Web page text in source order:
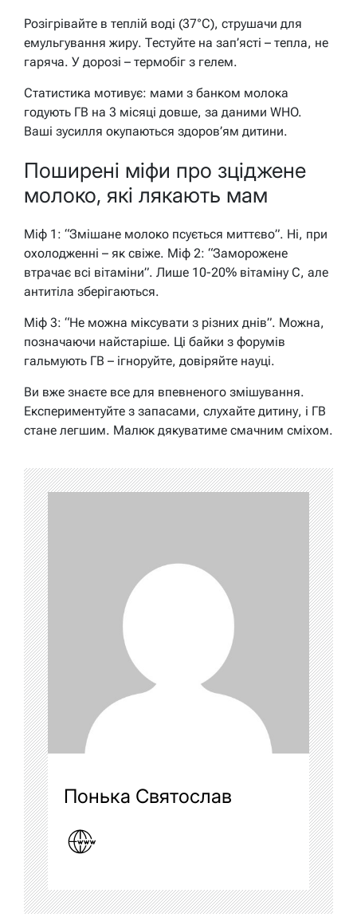
Розігрівайте в теплій воді (37°C), струшачи для
емульгування жиру. Тестуйте на зап’ясті – тепла, не
гаряча. У дорозі – термобіг з гелем.
Статистика мотивує: мами з банком молока
годують ГВ на 3 місяці довше, за даними WHO.
Ваші зусилля окупаються здоров’ям дитини.
Поширені міфи про зціджене
молоко, які лякають мам
Міф 1: “Змішане молоко псується миттєво”. Ні, при
охолодженні – як свіже. Міф 2: “Заморожене
втрачає всі вітаміни”. Лише 10-20% вітаміну C, але
антитіла зберігаються.
Міф 3: “Не можна міксувати з різних днів”. Можна,
позначаючи найстаріше. Ці байки з форумів
гальмують ГВ – ігноруйте, довіряйте науці.
Ви вже знаєте все для впевненого змішування.
Експериментуйте з запасами, слухайте дитину, і ГВ
стане легшим. Малюк дякуватиме смачним сміхом.
Понька Святослав